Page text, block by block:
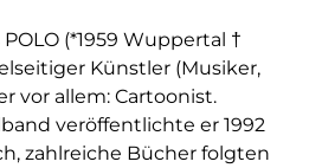
(*1959 Wuppertal †
Künstler (Musiker,
vor allem: Cartoonist.
veröffentlichte er 1992
zahlreiche Bücher folgten